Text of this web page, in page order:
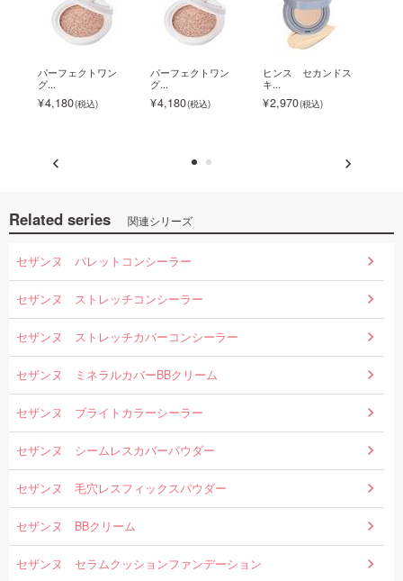
パーフェクトワン
グ...
4,180
パーフェクトワン
グ...
4,180
ヒンス セカンドス
キ...
2,970
Related series 関連シリーズ
セザンヌ パレットコンシーラー
セザンヌ ストレッチコンシーラー
セザンヌ ストレッチカバーコンシーラー
セザンヌ ミネラルカバーBBクリーム
セザンヌ ブライトカラーシーラー
セザンヌ シームレスカバーパウダー
セザンヌ 毛穴レスフィックスパウダー
セザンヌ BBクリーム
セザンヌ セラムクッションファンデーション